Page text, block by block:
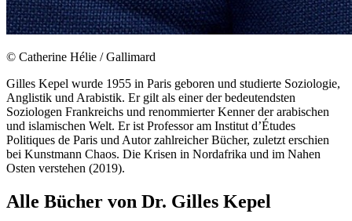
© Catherine Hélie / Gallimard
Gilles Kepel wurde 1955 in Paris geboren und studierte Soziologie,
Anglistik und Arabistik. Er gilt als einer der bedeutendsten
Soziologen Frankreichs und renommierter Kenner der arabischen
und islamischen Welt. Er ist Professor am Institut d’Études
Politiques de Paris und Autor zahlreicher Bücher, zuletzt erschien
bei Kunstmann Chaos. Die Krisen in Nordafrika und im Nahen
Osten verstehen (2019).
Alle Bücher von Dr. Gilles Kepel